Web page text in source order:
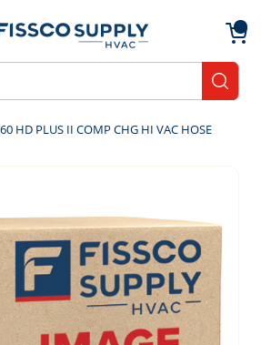
HD PLUS II COMP CHG HI VAC HOSE